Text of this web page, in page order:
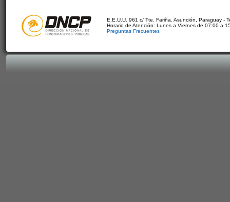
E.E.U.U. 961 c/ Tte. Fariña. Asunción, Paraguay -
Horario de Atención: Lunes a Viernes de 07:00 a
Preguntas Frecuentes